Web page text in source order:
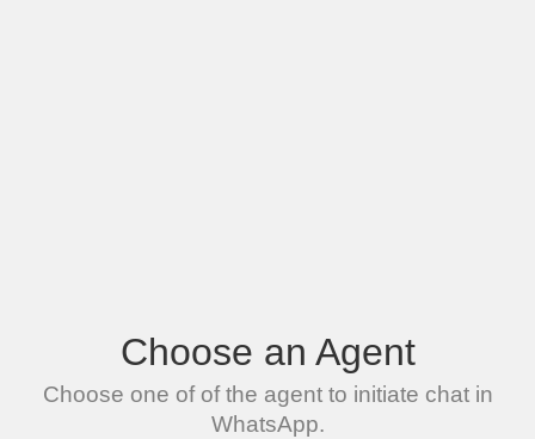
Choose an Agent
Choose one of of the agent to initiate chat in
WhatsApp.